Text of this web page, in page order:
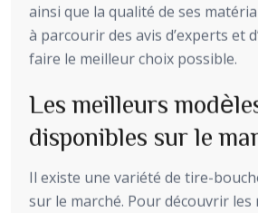
ainsi que la qualité de ses
à parcourir des avis d’experts et
faire le meilleur choix possible.
Les meilleurs
disponibles sur le
Il existe une variété de tire-
sur le marché. Pour découvrir les